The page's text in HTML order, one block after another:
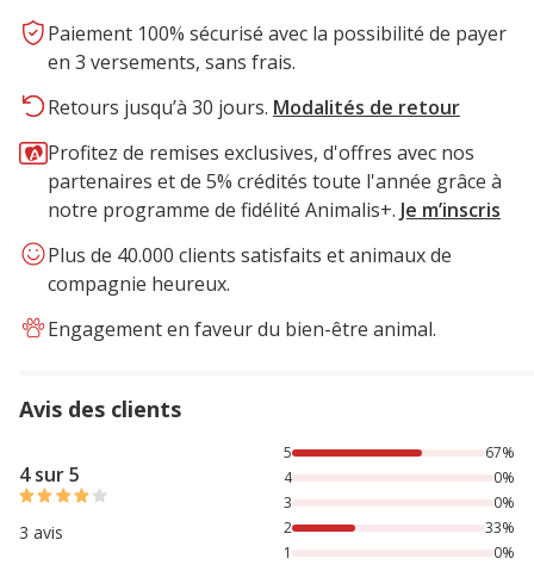
Paiement 100% sécurisé avec la possibilité de payer
en 3 versements, sans frais.
Retours jusqu’à 30 jours. Modalités de retour
Profitez de remises exclusives, d'offres avec nos
partenaires et de 5% crédités toute l'année grâce à
notre programme de fidélité Animalis+. Je m’inscris
Plus de 40.000 clients satisfaits et animaux de
compagnie heureux.
Engagement en faveur du bien-être animal.
Avis des clients
4 sur 5
3 avis
67% des personnes lont noté avec {1} étoiles, 33% des
5
67%
4
0%
3
0%
2
33%
1
0%